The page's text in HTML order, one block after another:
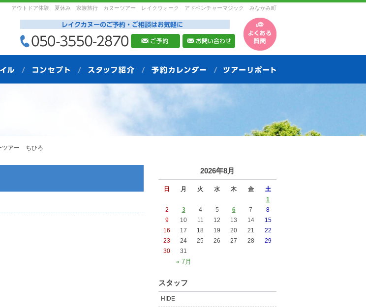
アウトドア体験 夏休み 家族旅行 カヌーツアー レイクウォーク アドベンチャーマジック みなかみ町
ツアー ちひろ
2026年8月
日 月 火 水 木 金 土
« 7月
1
2
3 4 5 6 7
8
9
10 11 12 13 14
15
16
17 18 19 20 21
22
23
24 25 26 27 28
29
30
31
スタッフ
HIDE